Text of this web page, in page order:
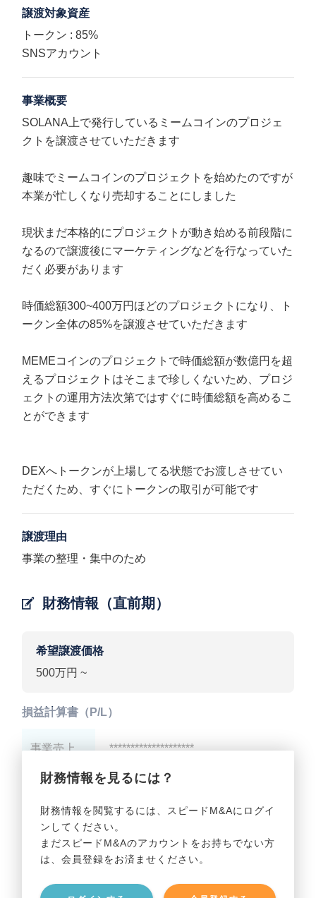
譲渡対象資産
トークン : 85%
SNSアカウント
事業概要
SOLANA上で発行しているミームコインのプロジェ
クトを譲渡させていただきます
趣味でミームコインのプロジェクトを始めたのですが
本業が忙しくなり売却することにしました
現状まだ本格的にプロジェクトが動き始める前段階に
なるので譲渡後にマーケティングなどを行なっていた
だく必要があります
時価総額300~400万円ほどのプロジェクトになり、ト
ークン全体の85%を譲渡させていただきます
MEMEコインのプロジェクトで時価総額が数億円を超
えるプロジェクトはそこまで珍しくないため、プロジ
ェクトの運用方法次第ではすぐに時価総額を高めるこ
とができます
DEXへトークンが上場してる状態でお渡しさせてい
ただくため、すぐにトークンの取引が可能です
譲渡理由
事業の整理・集中のため
財務情報（直前期）
希望譲渡価格
500万円 ~
財務情報を見るには？
財務情報を閲覧するには、スピードM&Aにログイ
ンしてください。
まだスピードM&Aのアカウントをお持ちでない方
は、会員登録をお済ませください。
損益計算書（P/L）
事業売上 ********************
事業利益 ********************
貸借対照表（B/S）
事業資産 ********************